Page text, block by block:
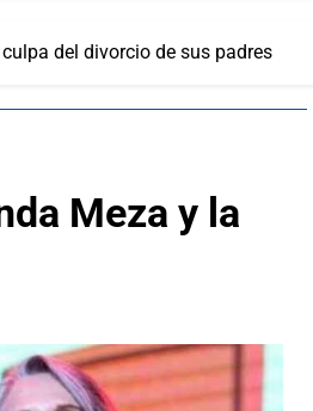
internos de Morena:
barra de abogados dicen
vez más la gobernadora volvió a
contra la delincuencia;
deja el trabajo y se va de foca
del divorcio de sus padres
Meza y la